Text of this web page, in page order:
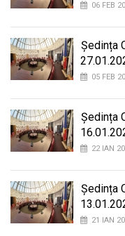
06 FEB
Ședința
05 FEB
Ședința
22 IAN
Ședința
21 IAN